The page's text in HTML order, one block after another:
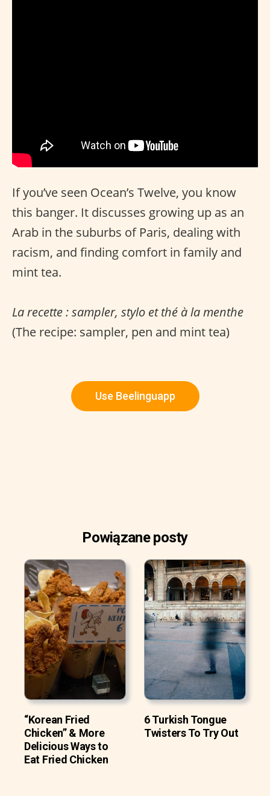
If you’ve seen Ocean’s Twelve, you know
this banger. It discusses growing up as an
Arab in the suburbs of Paris, dealing with
racism, and finding comfort in family and
mint tea.
La recette : sampler, stylo et thé à la menthe
(The recipe: sampler, pen and mint tea)
Use Beelinguapp
Powiązane posty
“Korean Fried
Chicken” & More
Delicious Ways to
Eat Fried Chicken
6 Turkish Tongue
Twisters To Try Out